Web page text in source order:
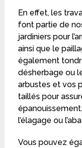
En effet, les
font partie de
jardiniers pour
ainsi que le
également
désherbage ou
arbustes et vos
taillés pour
l’élagage ou
Vous pouvez